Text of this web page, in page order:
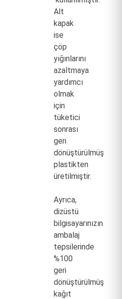
Alt
kapak
ise
çöp
yığınlarını
azaltmaya
yardımcı
olmak
için
tüketici
sonrası
geri
dönüştürülmüş
plastikten
üretilmiştir.
Ayrıca,
dizüstü
bilgisayarınızın
ambalaj
tepsilerinde
%100
geri
dönüştürülmüş
kağıt